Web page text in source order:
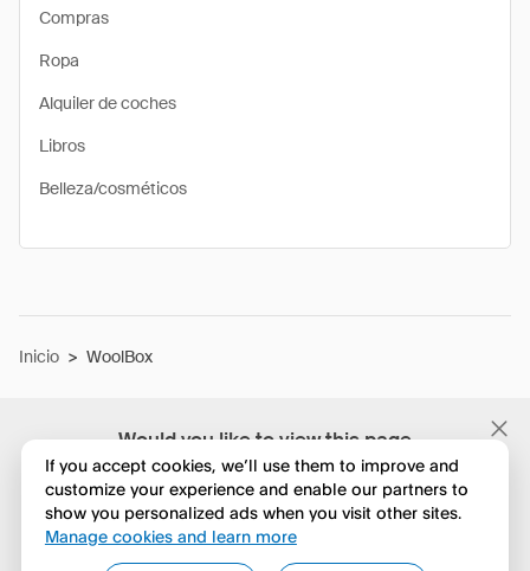
Would you like to view this page
in English?
No, seguir navegando
Compras
Ropa
Alquiler de coches
Libros
Belleza/cosméticos
Inicio > WoolBox
If you accept cookies, we’ll use them to improve and
customize your experience and enable our partners to
show you personalized ads when you visit other sites.
Manage cookies and learn more